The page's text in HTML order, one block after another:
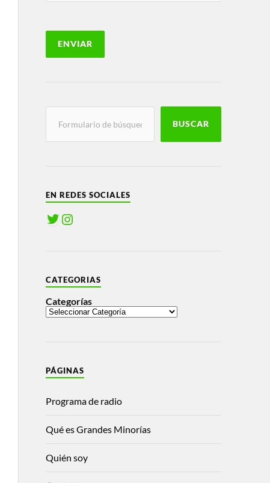
BUSCAR
EN REDES SOCIALES
CATEGORIAS
Categorías
PÁGINAS
Programa de radio
Qué es Grandes Minorías
Quién soy